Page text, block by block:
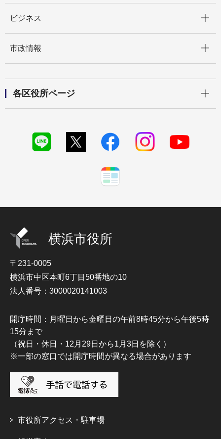
ビジネス
市政情報
各区役所ページ
横浜市役所
〒231-0005
横浜市中区本町6丁目50番地の10
法人番号：3000020141003
開庁時間：月曜日から金曜日の午前8時45分から午後5時
15分まで
（祝日・休日・12月29日から1月3日を除く）
※一部の窓口では開庁時間が異なる場合があります
市役所アクセス・駐車場